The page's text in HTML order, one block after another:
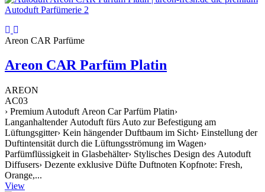
Areon CAR Parfüme
Areon CAR Parfüm Platin
AREON
AC03
› Premium Autoduft Areon Car Parfüm Platin›
Langanhaltender Autoduft fürs Auto zur Befestigung am
Lüftungsgitter› Kein hängender Duftbaum im Sicht› Einstellung der
Duftintensität durch die Lüftungsströmung im Wagen›
Parfümflüssigkeit in Glasbehälter› Stylisches Design des Autoduft
Diffusers› Dezente exklusive Düfte Duftnoten Kopfnote: Fresh,
Orange,...
View